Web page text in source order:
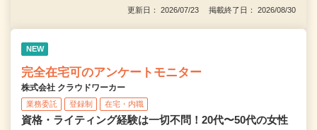
更新日： 2026/07/23 掲載終了日： 2026/08/30
NEW
完全在宅可のアンケートモニター
株式会社 クラウドワーカー
業務委託 登録制 在宅・内職
資格・ライティング経験は一切不問！20代〜50代の女性